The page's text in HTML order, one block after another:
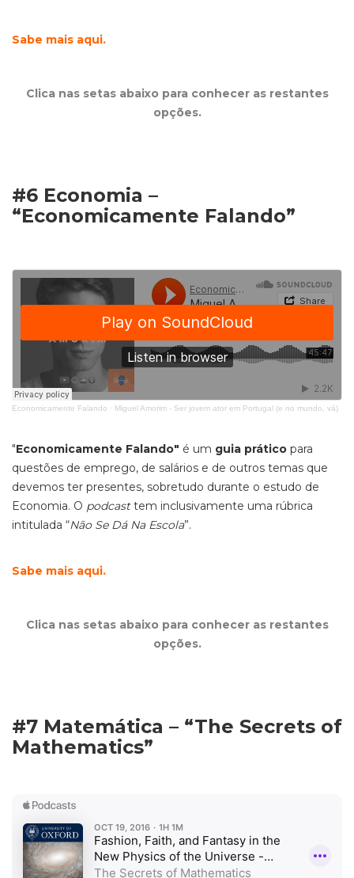
Sabe mais aqui.
Clica nas setas abaixo para conhecer as restantes
opções.
#6 Economia –
“Economicamente Falando”
Economicamente Falando · Miguel Amorim - Ser jovem ator em Portugal (e no mundo, vá)
"Economicamente Falando" é um guia prático para
questões de emprego, de salários e de outros temas que
devemos ter presentes, sobretudo durante o estudo de
Economia. O podcasttem inclusivamente uma rúbrica
intitulada “Não Se Dá Na Escola”.
Sabe mais aqui.
Clica nas setas abaixo para conhecer as restantes
opções.
#7 Matemática – “The Secrets of
Mathematics”